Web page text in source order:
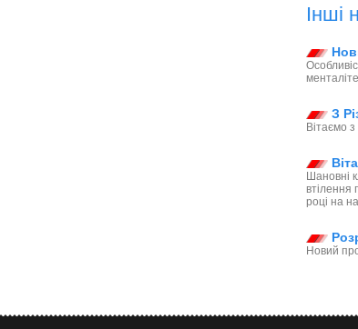
Інші
З
Вітаємо
Шановні
втілення
році на
Новий